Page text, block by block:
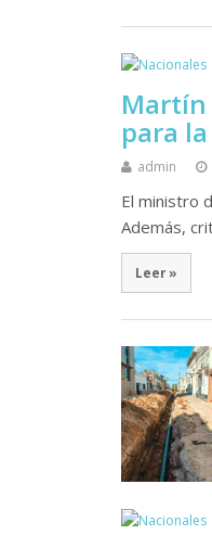
Martín
para
admin
El ministro
Además,
Leer »